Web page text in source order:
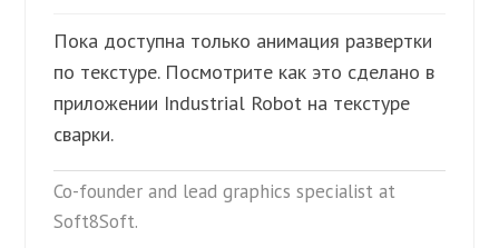
Пока доступна только анимация развертки
по текстуре. Посмотрите как это сделано в
приложении Industrial Robot на текстуре
сварки.
Co-founder and lead graphics specialist at
Soft8Soft.